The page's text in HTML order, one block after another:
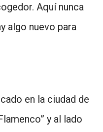
Aquí nunca
algo nuevo para
en la ciudad de
y al lado